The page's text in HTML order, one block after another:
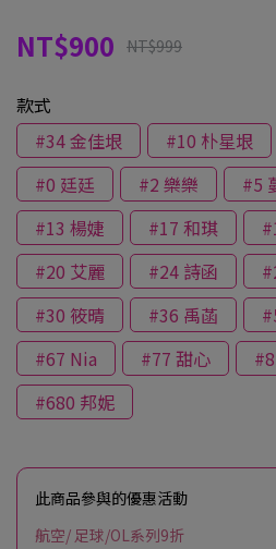
NT$900 NT$999
款式
#34 金佳垠
#10 朴星垠
#0 廷廷
#2 樂樂 #5
#13 楊婕
#17 和琪
#20 艾麗
#24 詩函
#30 筱晴
#36 禹菡
#67 Nia
#77 甜心
#680 邦妮
此商品參與的優惠活動
航空/ 足球/OL系列9折